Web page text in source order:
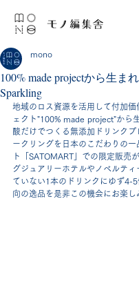
100% made projectから生ま
Sparkling
mono
地域のロス資源を活用して付加価
ェクト"100% made project"から
酸だけでつくる無添加ドリンクプ
ークリングを日本のこだわりの一
ト「SATOMART」での限定販売
グジュアリーホテルやノベルティ
ていない1本のドリンクにゆず4-
向の逸品を是非この機会にお楽し